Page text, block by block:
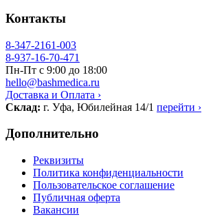
Контакты
8-347-2161-003
8-937-16-70-471
Пн-Пт с 9:00 до 18:00
hello@bashmedica.ru
Доставка и Оплата ›
Склад: г. Уфа, Юбилейная 14/1 перейти ›
Дополнительно
Реквизиты
Политика конфиденциальности
Пользовательское соглашение
Публичная оферта
Вакансии